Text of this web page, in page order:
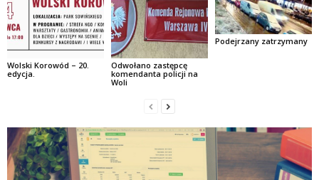
Wolski Korowód – 20.
edycja.
Odwołano zastępcę
komendanta policji na
Woli
Podejrzany zatrzymany